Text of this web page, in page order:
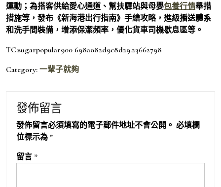
運動；為搭客供給愛心通道、幫扶驛站與母嬰包養行情舉措
措施等，發布《新海港出行指南》手繪攻略，進級播送體系
和洗手間裝備，增添保潔頻率，優化貨車司機歇息區等。
TC:sugarpopular900 698a082d9c8d29.23662798
Category: 一輩子就夠
發佈留言
發佈留言必須填寫的電子郵件地址不會公開。 必填欄
位標示為 *
留言 *